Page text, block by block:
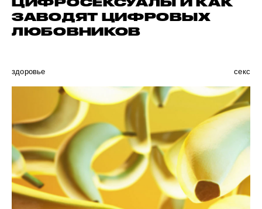
ЗАВОДЯТ ЦИФРОВЫХ
ЛЮБОВНИКОВ
здоровье секс